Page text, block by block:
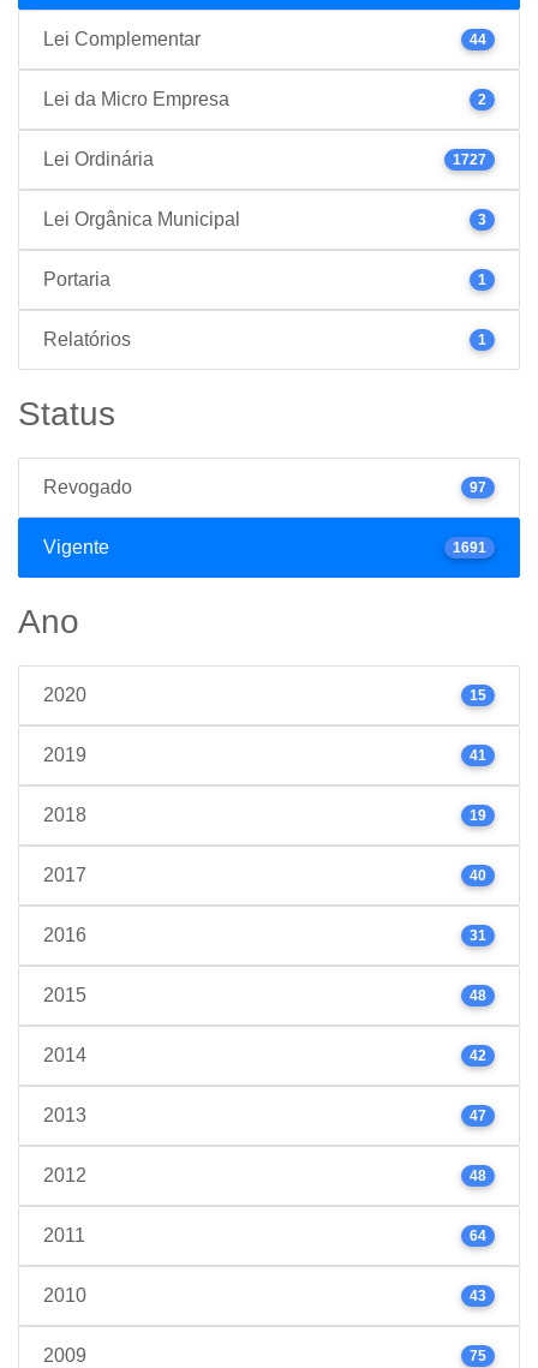
Lei Complementar 44
Lei da Micro Empresa 2
Lei Ordinária 1727
Lei Orgânica Municipal 3
Portaria 1
Relatórios 1
Status
Revogado 97
Vigente 1691
Ano
2020 15
2019 41
2018 19
2017 40
2016 31
2015 48
2014 42
2013 47
2012 48
2011 64
2010 43
2009 75